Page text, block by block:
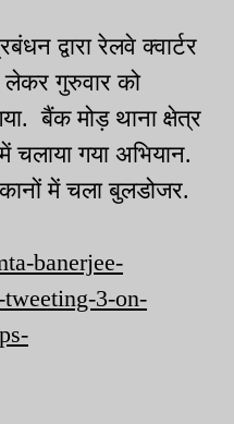
द्वारा रेलवे क्वार्टर
गुरुवार को
बैंक मोड़ थाना क्षेत्र
चलाया गया अभियान.
में चला बुलडोजर.
banerjee-
tweeting-3-on-